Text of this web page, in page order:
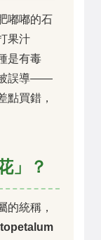
嘟嘟的石
果汁
是有毒
被誤導——
點買錯，
」？
的統稱，